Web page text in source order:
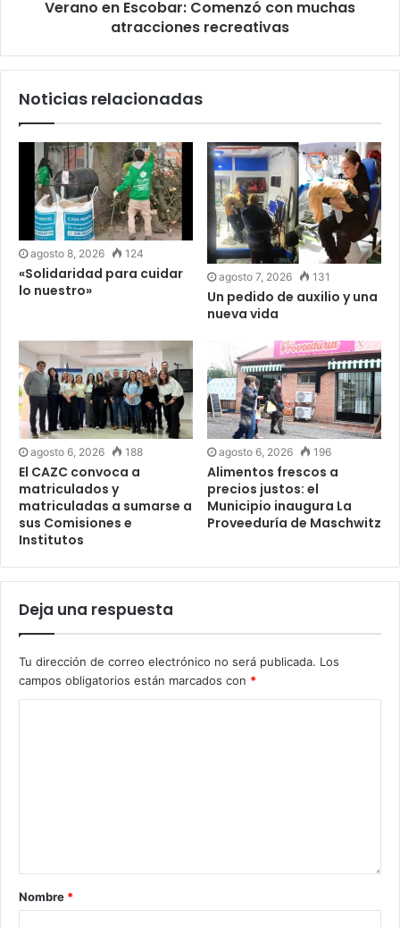
Verano en Escobar: Comenzó con muchas
atracciones recreativas
Noticias relacionadas
agosto 8, 2026 124
«Solidaridad para cuidar
lo nuestro»
agosto 7, 2026 131
Un pedido de auxilio y una
nueva vida
agosto 6, 2026 188
El CAZC convoca a
matriculados y
matriculadas a sumarse a
sus Comisiones e
Institutos
agosto 6, 2026 196
Alimentos frescos a
precios justos: el
Municipio inaugura La
Proveeduría de Maschwitz
Deja una respuesta
Tu dirección de correo electrónico no será publicada. Los
campos obligatorios están marcados con *
Nombre *